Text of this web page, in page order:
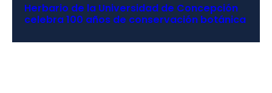
Herbario de la Universidad de Concepción
celebra 100 años de conservación botánica